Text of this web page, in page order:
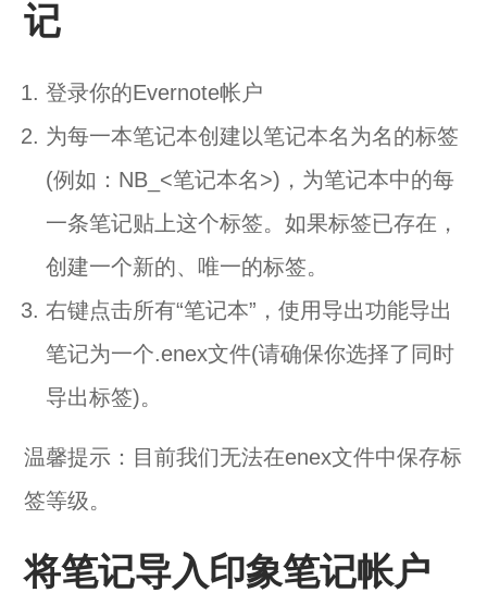
记
登录你的Evernote帐户
为每一本笔记本创建以笔记本名为名的标签
(例如：NB_<笔记本名>)，为笔记本中的每
一条笔记贴上这个标签。如果标签已存在，
创建一个新的、唯一的标签。
右键点击所有“笔记本”，使用导出功能导出
笔记为一个.enex文件(请确保你选择了同时
导出标签)。
温馨提示：目前我们无法在enex文件中保存标
签等级。
将笔记导入印象笔记帐户